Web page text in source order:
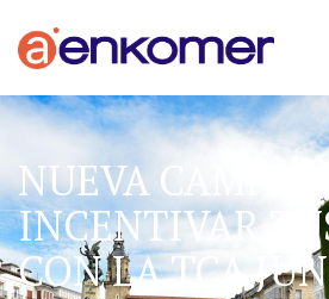
NUEVA
INCENTIVAR
CON LA TCA